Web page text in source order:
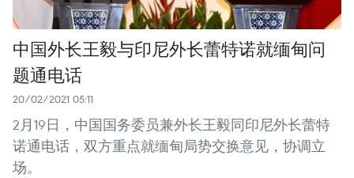
中国外长王毅与印尼外长蕾特诺就缅甸问
题通电话
20/02/2021 05:11
2月19日，中国国务委员兼外长王毅同印尼外长蕾特
诺通电话，双方重点就缅甸局势交换意见，协调立
场。